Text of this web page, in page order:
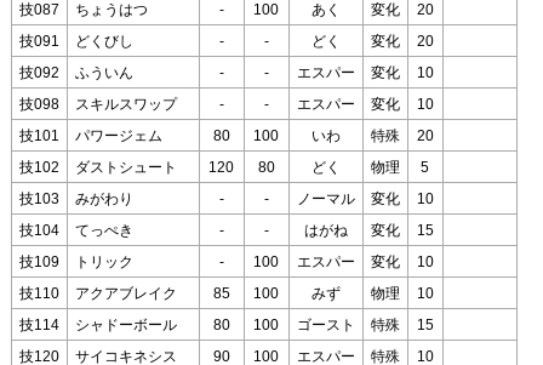
技087 ちょうはつ - 100 あく 変化 20
技091 どくびし - - どく 変化 20
技092 ふういん - - エスパー 変化 10
技098 スキルスワップ - - エスパー 変化 10
技101 パワージェム 80 100 いわ 特殊 20
技102 ダストシュート 120 80 どく 物理 5
技103 みがわり - - ノーマル 変化 10
技104 てっぺき - - はがね 変化 15
技109 トリック - 100 エスパー 変化 10
技110 アクアブレイク 85 100 みず 物理 10
技114 シャドーボール 80 100 ゴースト 特殊 15
技120 サイコキネシス 90 100 エスパー 特殊 10